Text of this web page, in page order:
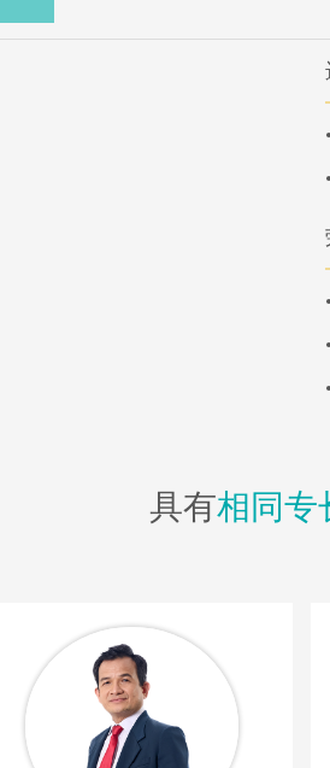
具有相同专